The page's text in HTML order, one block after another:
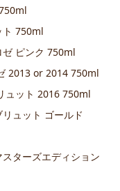
ト 750ml
ゼ ピンク 750ml
2013 or 2014 750ml
ュット 2016 750ml
ュット ゴールド
ターズエディション